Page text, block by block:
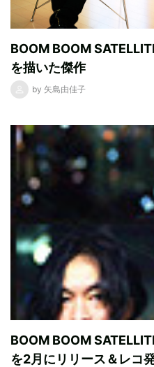
BOOM BOOM
を描いた傑作
by 矢島由佳子
BOOM BOOM
を2月にリリース＆レコ